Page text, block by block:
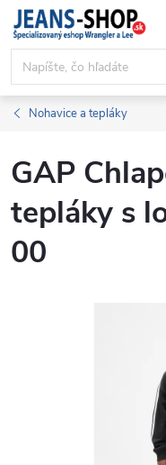
Prejsť
obsah
Nohavice a tepláky
GAP
tepláky s
00